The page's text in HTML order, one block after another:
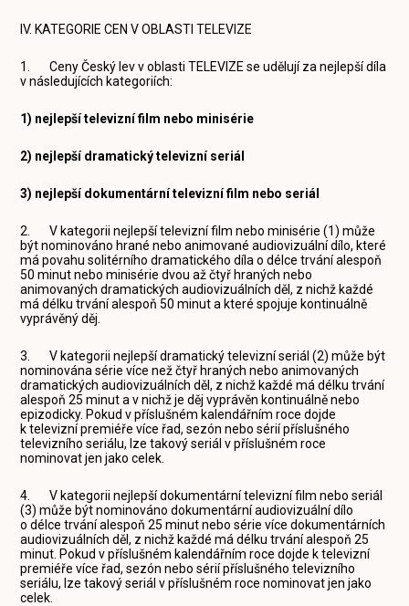
IV. KATEGORIE CEN V OBLASTI TELEVIZE
1. Ceny Český lev v oblasti TELEVIZE se udělují za nejlepší díla
v následujících kategoriích:
1) nejlepší televizní film nebo minisérie
2) nejlepší dramatický televizní seriál
3) nejlepší dokumentární televizní film nebo seriál
2. V kategorii nejlepší televizní film nebo minisérie (1) může
být nominováno hrané nebo animované audiovizuální dílo, které
má povahu solitérního dramatického díla o délce trvání alespoň
50 minut nebo minisérie dvou až čtyř hraných nebo
animovaných dramatických audiovizuálních děl, z nichž každé
má délku trvání alespoň 50 minut a které spojuje kontinuálně
vyprávěný děj.
3. V kategorii nejlepší dramatický televizní seriál (2) může být
nominována série více než čtyř hraných nebo animovaných
dramatických audiovizuálních děl, z nichž každé má délku trvání
alespoň 25 minut a v nichž je děj vyprávěn kontinuálně nebo
epizodicky. Pokud v příslušném kalendářním roce dojde
k televizní premiéře více řad, sezón nebo sérií příslušného
televizního seriálu, lze takový seriál v příslušném roce
nominovat jen jako celek.
4. V kategorii nejlepší dokumentární televizní film nebo seriál
(3) může být nominováno dokumentární audiovizuální dílo
o délce trvání alespoň 25 minut nebo série více dokumentárních
audiovizuálních děl, z nichž každé má délku trvání alespoň 25
minut. Pokud v příslušném kalendářním roce dojde k televizní
premiéře více řad, sezón nebo sérií příslušného televizního
seriálu, lze takový seriál v příslušném roce nominovat jen jako
celek.